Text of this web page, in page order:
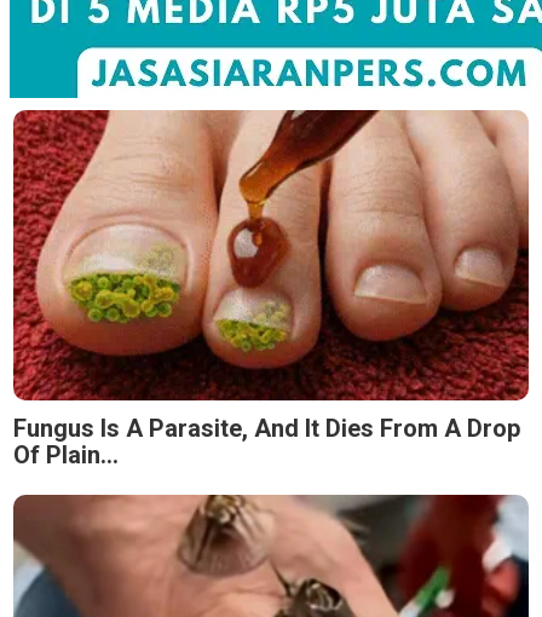
Fungus Is A Parasite, And It Dies From A Drop
Of Plain...